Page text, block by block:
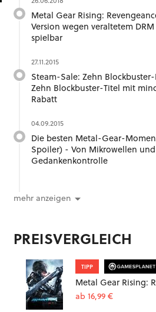
Metal Gear Rising:
Version wegen veraltetem
spielbar
27.11.2015
Steam-Sale: Zehn
Zehn Blockbuster-Titel mit
Rabatt
04.09.2015
Die besten Metal-Gear-
Spoiler) - Von Mikrowellen und
Gedankenkontrolle
mehr anzeigen
PREISVERGLEICH
TIPP
Metal Gear Rising:
ab 16,99 €